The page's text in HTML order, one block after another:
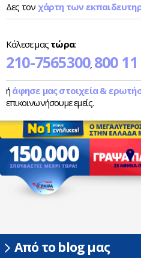
Δες τον χάρτη των
Κάλεσε μας τώρα:
210-7565300, 800
ή άφησε μας στοιχεία &
επικοινωνήσουμε εμείς.
Από το blog μας